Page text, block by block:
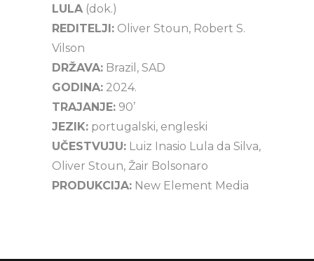
LULA (dok.)
REDITELJI: Oliver Stoun, Robert S.
Vilson
DRŽAVA: Brazil, SAD
GODINA: 2024.
TRAJANJE: 90’
JEZIK: portugalski, engleski
UČESTVUJU: Luiz Inasio Lula da Silva,
Oliver Stoun, Žair Bolsonaro
PRODUKCIJA: New Element Media